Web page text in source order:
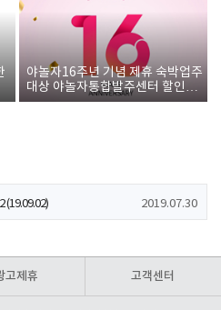
야놀자16주년 기념 제휴 숙박업주
대상 야놀자통합발주센터 할인쿠
폰 증정
(19.09.02) 2019.07.30
고제휴 고객센터